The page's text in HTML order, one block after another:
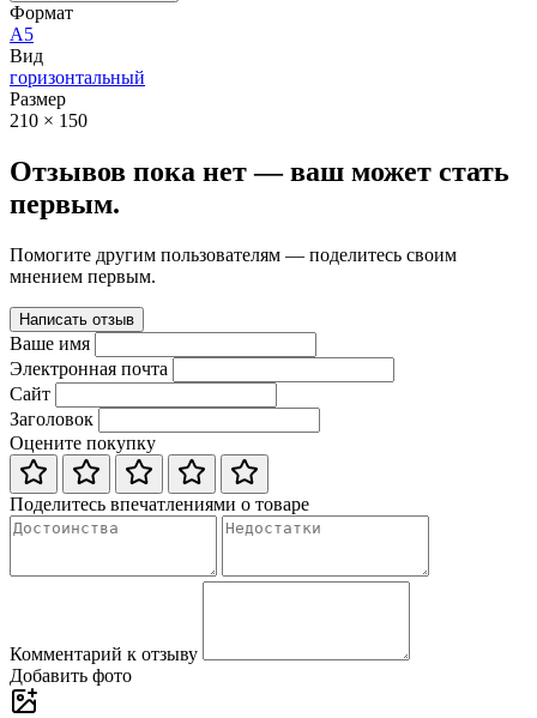
Формат
А5
Вид
горизонтальный
Размер
210 × 150
Отзывов пока нет — ваш может стать
первым.
Помогите другим пользователям — поделитесь своим
мнением первым.
Написать отзыв
Ваше имя
Электронная почта
Сайт
Заголовок
Оцените покупку
Поделитесь впечатлениями о товаре
Комментарий к отзыву
Добавить фото